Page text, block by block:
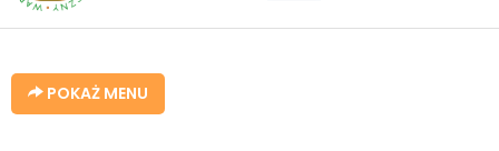
POKAŻ MENU